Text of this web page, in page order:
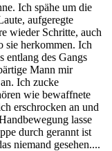
Ich spähe um die
aufgeregte
wieder Schritte, auch
sie herkommen. Ich
entlang des Gangs
Mann mir
Ich zucke
wie bewaffnete
erschrocken an und
lasse
durch gerannt ist
niemand gesehen....